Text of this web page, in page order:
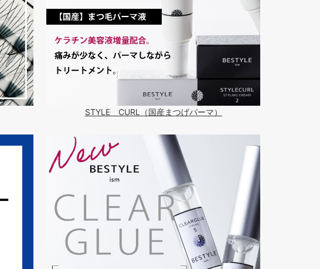
STYLE CURL（国産まつげパーマ）